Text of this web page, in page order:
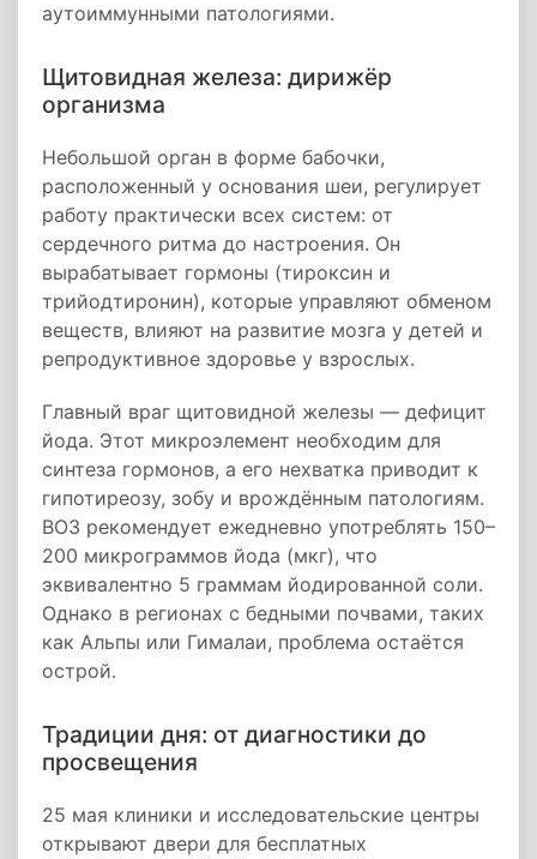
аутоиммунными патологиями.
Щитовидная железа: дирижёр
организма
Небольшой орган в форме бабочки,
расположенный у основания шеи, регулирует
работу практически всех систем: от
сердечного ритма до настроения. Он
вырабатывает гормоны (тироксин и
трийодтиронин), которые управляют обменом
веществ, влияют на развитие мозга у детей и
репродуктивное здоровье у взрослых.
Главный враг щитовидной железы — дефицит
йода. Этот микроэлемент необходим для
синтеза гормонов, а его нехватка приводит к
гипотиреозу, зобу и врождённым патологиям.
ВОЗ рекомендует ежедневно употреблять 150–
200 микрограммов йода (мкг), что
эквивалентно 5 граммам йодированной соли.
Однако в регионах с бедными почвами, таких
как Альпы или Гималаи, проблема остаётся
острой.
Традиции дня: от диагностики до
просвещения
25 мая клиники и исследовательские центры
открывают двери для бесплатных